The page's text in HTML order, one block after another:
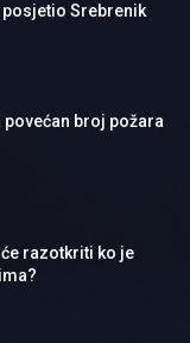
Srebrenik
broj požara
razotkriti ko je